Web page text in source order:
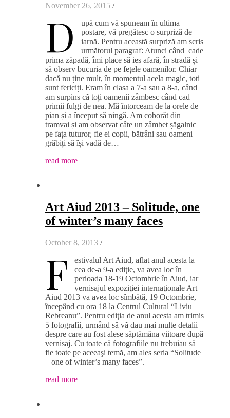
November 26, 2015 /
D
upă cum vă spuneam în ultima
postare, vă pregătesc o surpriză de
iarnă. Pentru această surpriză am scris
următorul paragraf: Atunci când cade
prima zăpadă, îmi place să ies afară, în stradă și
să observ bucuria de pe fețele oamenilor. Chiar
dacă nu ține mult, în momentul acela magic, toti
sunt fericiți. Eram în clasa a 7-a sau a 8-a, când
am surpins că toți oamenii zâmbesc când cad
primii fulgi de nea. Mă întorceam de la orele de
pian și a început să ningă. Am coborât din
tramvai și am observat câte un zâmbet șăgalnic
pe fața tuturor, fie ei copii, bătrâni sau oameni
grăbiți să își vadă de…
read more
Art Aiud 2013 – Solitude, one
of winter’s many faces
October 8, 2013 /
F
estivalul Art Aiud, aflat anul acesta la
cea de-a 9-a ediţie, va avea loc în
perioada 18-19 Octombrie în Aiud, iar
vernisajul expoziţiei internaţionale Art
Aiud 2013 va avea loc sîmbătă, 19 Octombrie,
începând cu ora 18 la Centrul Cultural “Liviu
Rebreanu”. Pentru ediţia de anul acesta am trimis
5 fotografii, urmând să vă dau mai multe detalii
despre care au fost alese săptămâna viitoare după
vernisaj. Cu toate că fotografiile nu trebuiau să
fie toate pe aceeaşi temă, am ales seria “Solitude
– one of winter’s many faces”.
read more